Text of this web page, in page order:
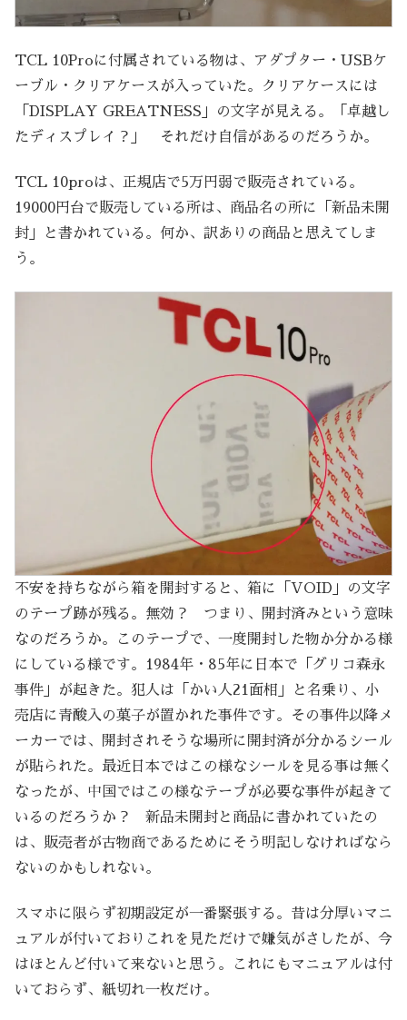
TCL 10Proに付属されている物は、アダプター・USBケ
ーブル・クリアケースが入っていた。クリアケースには
「DISPLAY GREATNESS」の文字が見える。「卓越し
たディスプレイ？」 それだけ自信があるのだろうか。
TCL 10proは、正規店で5万円弱で販売されている。
19000円台で販売している所は、商品名の所に「新品未開
封」と書かれている。何か、訳ありの商品と思えてしま
う。
不安を持ちながら箱を開封すると、箱に「VOID」の文字
のテープ跡が残る。無効？ つまり、開封済みという意味
なのだろうか。このテープで、一度開封した物か分かる様
にしている様です。1984年・85年に日本で「グリコ森永
事件」が起きた。犯人は「かい人21面相」と名乗り、小
売店に青酸入の菓子が置かれた事件です。その事件以降メ
ーカーでは、開封されそうな場所に開封済が分かるシール
が貼られた。最近日本ではこの様なシールを見る事は無く
なったが、中国ではこの様なテープが必要な事件が起きて
いるのだろうか？ 新品未開封と商品に書かれていたの
は、販売者が古物商であるためにそう明記しなければなら
ないのかもしれない。
スマホに限らず初期設定が一番緊張する。昔は分厚いマニ
ュアルが付いておりこれを見ただけで嫌気がさしたが、今
はほとんど付いて来ないと思う。これにもマニュアルは付
いておらず、紙切れ一枚だけ。